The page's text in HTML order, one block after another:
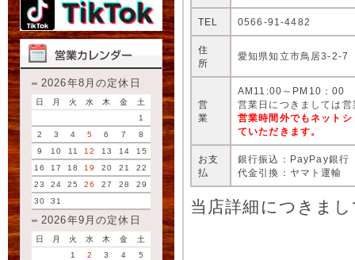
2026年8月の定休日
日 月 火 水 木 金
土
1
2
3 4 5 6 7
8
9
10 11 12 13 14
15
16
17 18 19 20 21
22
23
24 25 26 27 28
29
30
31
2026年9月の定休日
日 月 火 水 木 金
土
1
2 3 4
5
TEL 0566-91-4482
住
所
愛知県知立市鳥居3-2-7
営
業
AM11:00～PM10：00
営業日につきましては
営業時間外でもネット
ていただきます。
お支
払
銀行振込：PayPay銀行
代金引換：ヤマト運輸
当店詳細につきま